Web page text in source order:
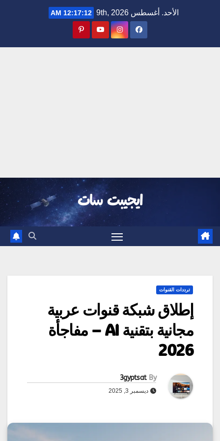
الأحد. أغسطس 9th, 2026 12:17:13 AM
ايجيبت سات
ترددات القنوات
إطلاق شبكة قنوات عربية
مجانية بتقنية AI – مفاجأة
2026
By
3gyptsat
ديسمبر 3, 2025